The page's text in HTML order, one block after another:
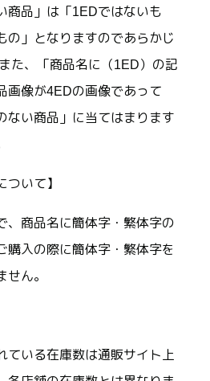
商品」は「1EDではないも
の」となりますのであらかじ
た、「商品名に（1ED）の記
画像が4EDの画像であって
ない商品」に当てはまります
ついて】
、商品名に簡体字・繁体字の
購入の際に簡体字・繁体字を
せん。
ている在庫数は通販サイト上